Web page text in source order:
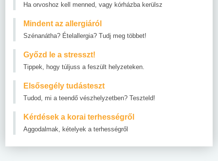
Ha orvoshoz kell menned, vagy kórházba kerülsz
Mindent az allergiáról
Szénanátha? Ételallergia? Tudj meg többet!
Győzd le a stresszt!
Tippek, hogy túljuss a feszült helyzeteken.
Elsősegély tudásteszt
Tudod, mi a teendő vészhelyzetben? Teszteld!
Kérdések a korai terhességről
Aggodalmak, kételyek a terhességről